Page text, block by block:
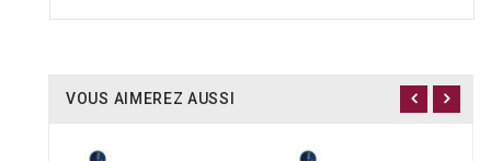
VOUS AIMEREZ AUSSI